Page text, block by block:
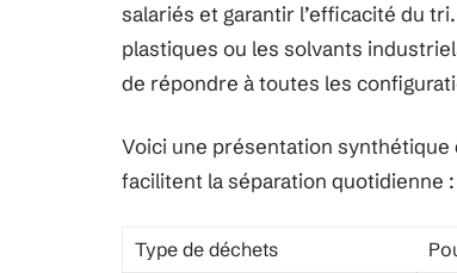
salariés et garantir l’efficacité du
plastiques ou les solvants
de répondre à toutes les
Voici une présentation
facilitent la séparation quotidienne :
Type de déchets